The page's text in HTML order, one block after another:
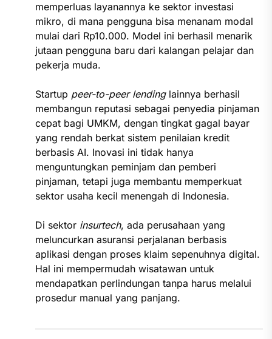
memperluas layanannya ke sektor investasi
mikro, di mana pengguna bisa menanam modal
mulai dari Rp10.000. Model ini berhasil menarik
jutaan pengguna baru dari kalangan pelajar dan
pekerja muda.
Startup peer-to-peer lendinglainnya berhasil
membangun reputasi sebagai penyedia pinjaman
cepat bagi UMKM, dengan tingkat gagal bayar
yang rendah berkat sistem penilaian kredit
berbasis AI. Inovasi ini tidak hanya
menguntungkan peminjam dan pemberi
pinjaman, tetapi juga membantu memperkuat
sektor usaha kecil menengah di Indonesia.
Di sektor insurtech, ada perusahaan yang
meluncurkan asuransi perjalanan berbasis
aplikasi dengan proses klaim sepenuhnya digital.
Hal ini mempermudah wisatawan untuk
mendapatkan perlindungan tanpa harus melalui
prosedur manual yang panjang.